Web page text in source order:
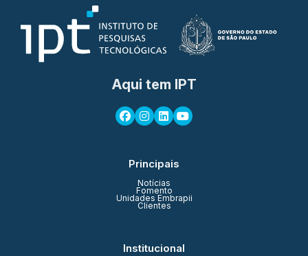
Aqui tem IPT
Principais
Notícias
Fomento
Unidades Embrapii
Clientes
Institucional